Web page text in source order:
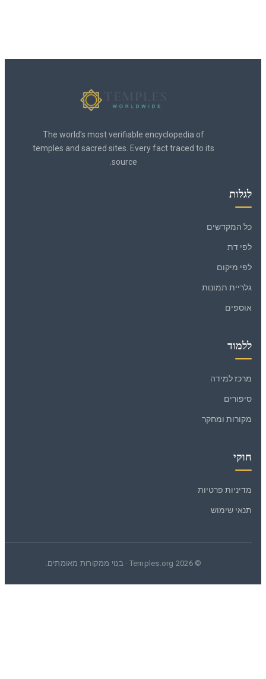
The world's most verifiable encyclopedia of
temples and sacred sites. Every fact traced to its
source.
לגלות
כל המקדשים
לפי דת
לפי מיקום
גלריית תמונות
אוספים
ללמוד
מרכז למידה
סיפורים
מקורות ומחקר
חוקי
מדיניות פרטיות
תנאי שימוש